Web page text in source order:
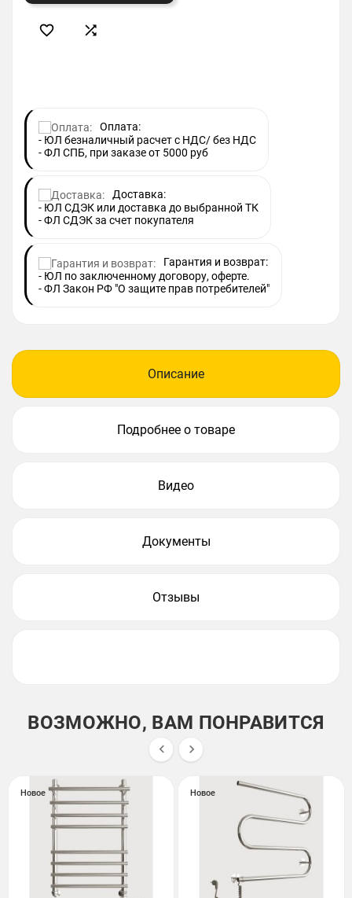
 
Оплата:
- ЮЛ безналичный расчет с НДС/ без НДС
- ФЛ СПБ, при заказе от 5000 руб
Доставка:
- ЮЛ СДЭК или доставка до выбранной ТК
- ФЛ СДЭК за счет покупателя
Гарантия и возврат:
- ЮЛ по заключенному договору, оферте.
- ФЛ Закон РФ "О защите прав потребителей"
Описание
Подробнее о товаре
Видео
Документы
Отзывы
ВОЗМОЖНО, ВАМ ПОНРАВИТСЯ
 
Новое Новое